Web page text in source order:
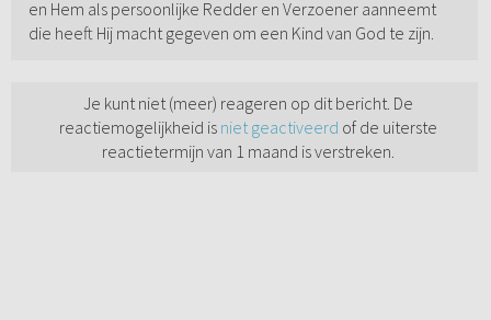
en Hem als persoonlijke Redder en Verzoener aanneemt
die heeft Hij macht gegeven om een Kind van God te zijn.
Je kunt niet (meer) reageren op dit bericht. De
reactiemogelijkheid is niet geactiveerd of de uiterste
reactietermijn van 1 maand is verstreken.